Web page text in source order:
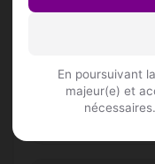
En poursuivant
majeur(e) et
nécessaires.
L'inscription
sont inscrits à